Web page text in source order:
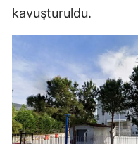
kavuşturuldu.